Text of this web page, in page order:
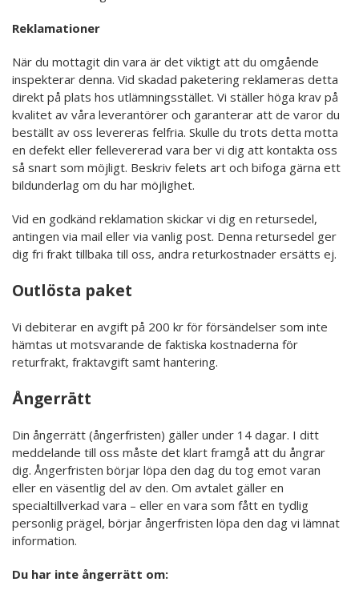
Reklamationer
När du mottagit din vara är det viktigt att du omgående
inspekterar denna. Vid skadad paketering reklameras detta
direkt på plats hos utlämningsstället. Vi ställer höga krav på
kvalitet av våra leverantörer och garanterar att de varor du
beställt av oss levereras felfria. Skulle du trots detta motta
en defekt eller fellevererad vara ber vi dig att kontakta oss
så snart som möjligt. Beskriv felets art och bifoga gärna ett
bildunderlag om du har möjlighet.
Vid en godkänd reklamation skickar vi dig en retursedel,
antingen via mail eller via vanlig post. Denna retursedel ger
dig fri frakt tillbaka till oss, andra returkostnader ersätts ej.
Outlösta paket
Vi debiterar en avgift på 200 kr för försändelser som inte
hämtas ut motsvarande de faktiska kostnaderna för
returfrakt, fraktavgift samt hantering.
Ångerrätt
Din ångerrätt (ångerfristen) gäller under 14 dagar. I ditt
meddelande till oss måste det klart framgå att du ångrar
dig. Ångerfristen börjar löpa den dag du tog emot varan
eller en väsentlig del av den. Om avtalet gäller en
specialtillverkad vara – eller en vara som fått en tydlig
personlig prägel, börjar ångerfristen löpa den dag vi lämnat
information.
Du har inte ångerrätt om: